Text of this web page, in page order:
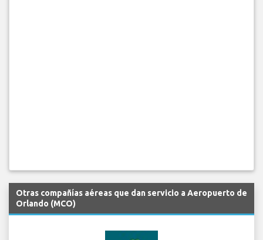
Otras compañías aéreas que dan servicio a Aeropuerto de
Orlando (MCO)